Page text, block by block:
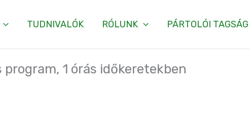
TUDNIVALÓK RÓLUNK PÁRTOLÓI TAGSÁG
1 órás időkeretekben